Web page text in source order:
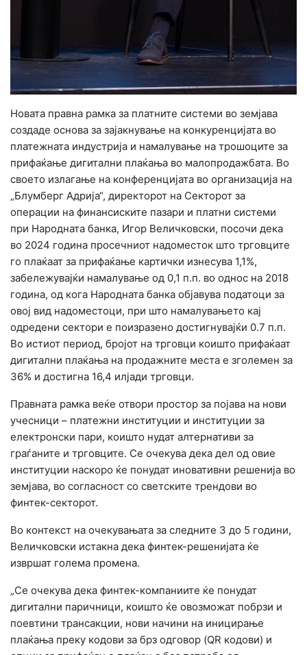
Новата правна рамка за платните системи во земјава
создаде основа за зајакнување на конкуренцијата во
платежната индустрија и намалување на трошоците за
прифаќање дигитални плаќања во малопродажбата. Во
своето излагање на конференцијата во организација на
„Блумберг Адрија“, директорот на Секторот за
операции на финансиските пазари и платни системи
при Народната банка, Игор Величковски, посочи дека
во 2024 година просечниот надоместок што трговците
го плаќаат за прифаќање картички изнесува 1,1%,
забележувајќи намалување од 0,1 п.п. во однос на 2018
година, од кога Народната банка објавува податоци за
овој вид надоместоци, при што намалувањето кај
одредени сектори е поизразено достигнувајќи 0.7 п.п.
Во истиот период, бројот на трговци коишто прифаќаат
дигитални плаќања на продажните места е зголемен за
36% и достигна 16,4 илјади трговци.
Правната рамка веќе отвори простор за појава на нови
учесници – платежни институции и институции за
електронски пари, коишто нудат алтернативи за
граѓаните и трговците. Се очекува дека дел од овие
институции наскоро ќе понудат иновативни решенија во
земјава, во согласност со светските трендови во
финтек-секторот.
Во контекст на очекувањата за следните 3 до 5 години,
Величковски истакна дека финтек-решенијата ќе
извршат голема промена.
„Се очекува дека финтек-компаниите ќе понудат
дигитални паричници, коишто ќе овозможат побрзи и
поевтини трансакции, нови начини на иницирање
плаќања преку кодови за брз одговор (QR кодови) и